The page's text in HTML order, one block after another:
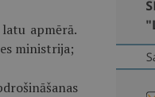
apmērā.
ministrija;